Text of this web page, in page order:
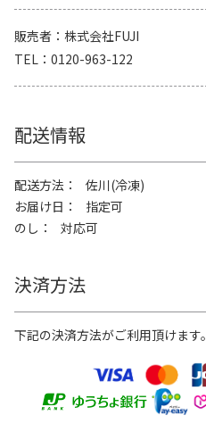
販売者
株式会社FUJI
TEL
0120-963-122
配送情報
配送方法
佐川(冷凍)
お届け日
指定可
のし
対応可
決済方法
下記の決済方法がご利用頂けます。